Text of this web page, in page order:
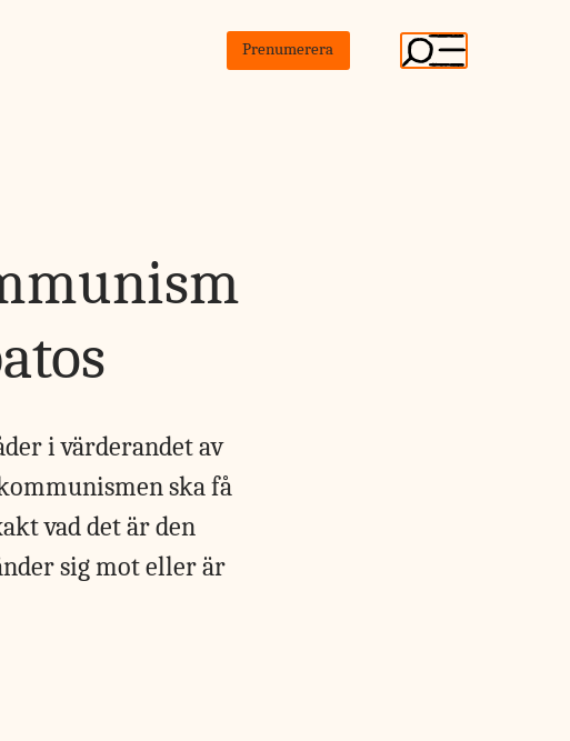
Prenumerera
i värderandet av
ska få
vad det är den
sig mot eller är